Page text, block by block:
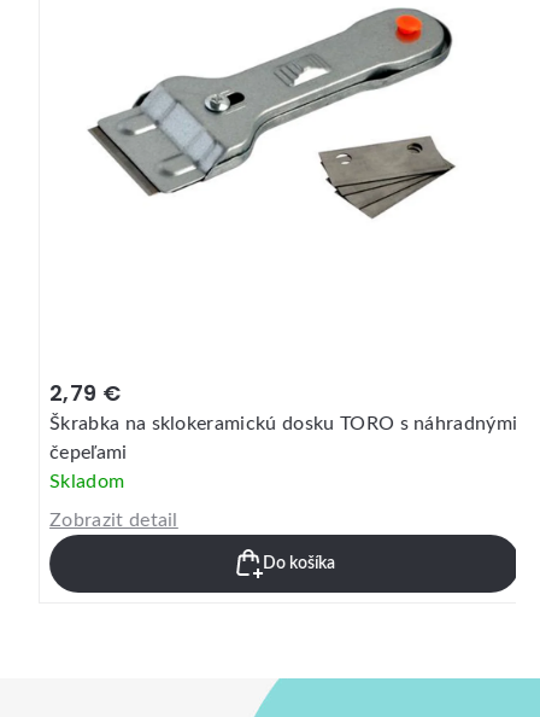
2,79 €
Škrabka na sklokeramickú dosku TORO s náhradnými
čepeľami
Skladom
Zobrazit detail
Do košíka